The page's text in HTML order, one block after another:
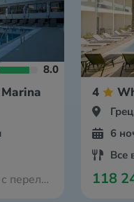
8.0
из Ганновера
4
6
Все
118